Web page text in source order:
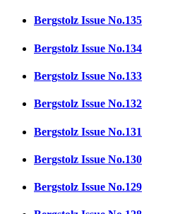
Bergstolz Issue No.135
Bergstolz Issue No.134
Bergstolz Issue No.133
Bergstolz Issue No.132
Bergstolz Issue No.131
Bergstolz Issue No.130
Bergstolz Issue No.129